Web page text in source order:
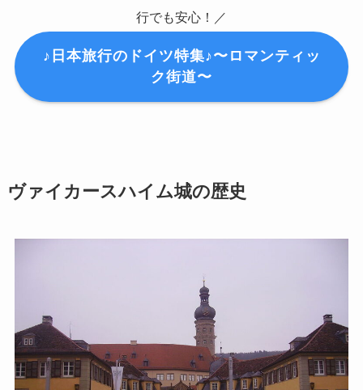
行でも安心！／
♪日本旅行のドイツ特集♪〜ロマンティッ
ク街道〜
ヴァイカースハイム城の歴史